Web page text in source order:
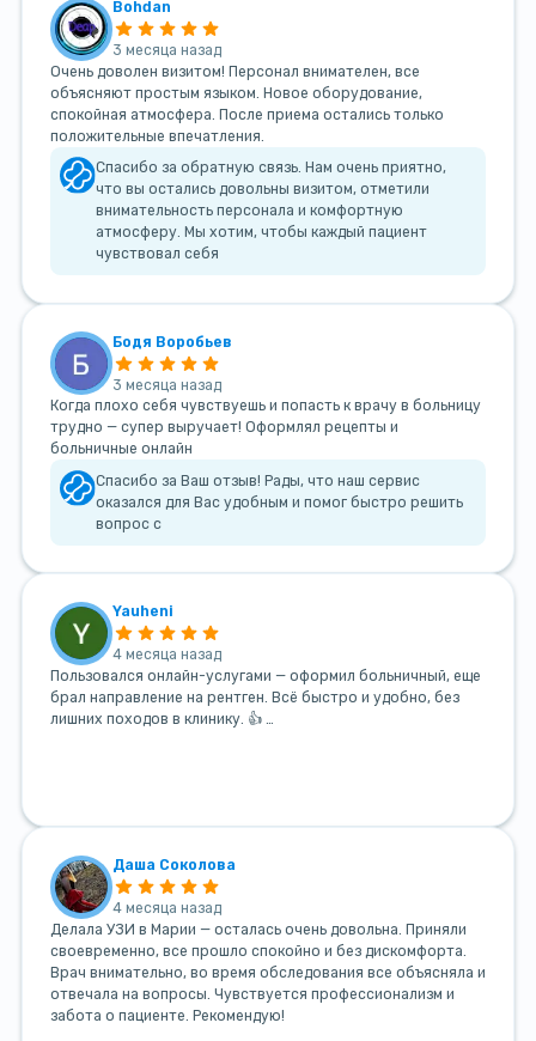
Bohdan
3 месяца назад
Очень доволен визитом! Персонал внимателен, все
объясняют простым языком. Новое оборудование,
спокойная атмосфера. После приема остались только
положительные впечатления.
Спасибо за обратную связь. Нам очень приятно,
что вы остались довольны визитом, отметили
внимательность персонала и комфортную
атмосферу. Мы хотим, чтобы каждый пациент
чувствовал себя
Бодя Воробьев
3 месяца назад
Когда плохо себя чувствуешь и попасть к врачу в больницу
трудно — супер выручает! Оформлял рецепты и
больничные онлайн
Спасибо за Ваш отзыв! Рады, что наш сервис
оказался для Вас удобным и помог быстро решить
вопрос с
Yauheni
4 месяца назад
Пользовался онлайн-услугами — оформил больничный, еще
брал направление на рентген. Всё быстро и удобно, без
лишних походов в клинику. 👍 …
Даша Соколова
4 месяца назад
Делала УЗИ в Марии — осталась очень довольна. Приняли
своевременно, все прошло спокойно и без дискомфорта.
Врач внимательно, во время обследования все объясняла и
отвечала на вопросы. Чувствуется профессионализм и
забота о пациенте. Рекомендую!